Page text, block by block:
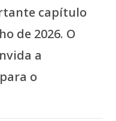
capítulo
de 2026. O
a
o